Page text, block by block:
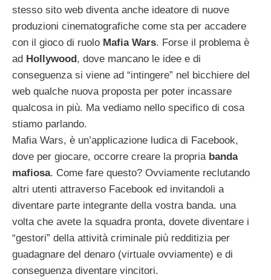
stesso sito web diventa anche ideatore di nuove
produzioni cinematografiche come sta per accadere
con il gioco di ruolo Mafia Wars. Forse il problema è
ad Hollywood, dove mancano le idee e di
conseguenza si viene ad “intingere” nel bicchiere del
web qualche nuova proposta per poter incassare
qualcosa in più. Ma vediamo nello specifico di cosa
stiamo parlando.
Mafia Wars, è un’applicazione ludica di Facebook,
dove per giocare, occorre creare la propria banda
mafiosa. Come fare questo? Ovviamente reclutando
altri utenti attraverso Facebook ed invitandoli a
diventare parte integrante della vostra banda. una
volta che avete la squadra pronta, dovete diventare i
“gestori” della attività criminale più redditizia per
guadagnare del denaro (virtuale ovviamente) e di
conseguenza diventare vincitori.